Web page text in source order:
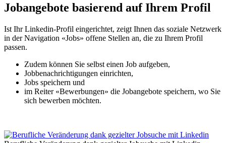
Jobangebote basierend auf Ihrem Profil
Ist Ihr Linkedin-Profil eingerichtet, zeigt Ihnen das soziale Netzwerk
in der Navigation «Jobs» offene Stellen an, die zu Ihrem Profil
passen.
Zudem können Sie selbst einen Job aufgeben,
Jobbenachrichtigungen einrichten,
Jobs speichern und
im Reiter «Bewerbungen» die Jobangebote speichern, wo Sie
sich bewerben möchten.